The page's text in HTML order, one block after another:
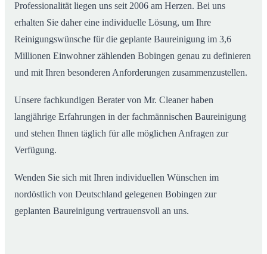
Professionalität liegen uns seit 2006 am Herzen. Bei uns
erhalten Sie daher eine individuelle Lösung, um Ihre
Reinigungswünsche für die geplante Baureinigung im 3,6
Millionen Einwohner zählenden Bobingen genau zu definieren
und mit Ihren besonderen Anforderungen zusammenzustellen.
Unsere fachkundigen Berater von Mr. Cleaner haben
langjährige Erfahrungen in der fachmännischen Baureinigung
und stehen Ihnen täglich für alle möglichen Anfragen zur
Verfügung.
Wenden Sie sich mit Ihren individuellen Wünschen im
nordöstlich von Deutschland gelegenen Bobingen zur
geplanten Baureinigung vertrauensvoll an uns.